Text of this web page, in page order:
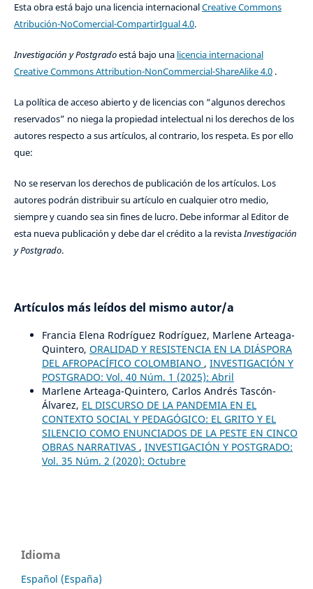
Esta obra está bajo una licencia internacionalCreative Commons
Atribución-NoComercial-CompartirIgual 4.0.
Investigación y Postgradoestá bajo una licencia internacional
Creative Commons Attribution-NonCommercial-ShareAlike 4.0.
La política de acceso abierto y de licencias con “algunos derechos
reservados” no niega la propiedad intelectual ni los derechos de los
autores respecto a sus artículos, al contrario, los respeta. Es por ello
que:
No se reservan los derechos de publicación de los artículos. Los
autores podrán distribuir su artículo en cualquier otro medio,
siempre y cuando sea sin fines de lucro. Debe informar al Editor de
esta nueva publicación y debe dar el crédito a la revistaInvestigación
y Postgrado.
Artículos más leídos del mismo autor/a
Francia Elena Rodríguez Rodríguez, Marlene Arteaga-
Quintero, ORALIDAD Y RESISTENCIA EN LA DIÁSPORA
DEL AFROPACÍFICO COLOMBIANO , INVESTIGACIÓN Y
POSTGRADO: Vol. 40 Núm. 1 (2025): Abril
Marlene Arteaga-Quintero, Carlos Andrés Tascón-
Álvarez, EL DISCURSO DE LA PANDEMIA EN EL
CONTEXTO SOCIAL Y PEDAGÓGICO: EL GRITO Y EL
SILENCIO COMO ENUNCIADOS DE LA PESTE EN CINCO
OBRAS NARRATIVAS , INVESTIGACIÓN Y POSTGRADO:
Vol. 35 Núm. 2 (2020): Octubre
Idioma
Español (España)